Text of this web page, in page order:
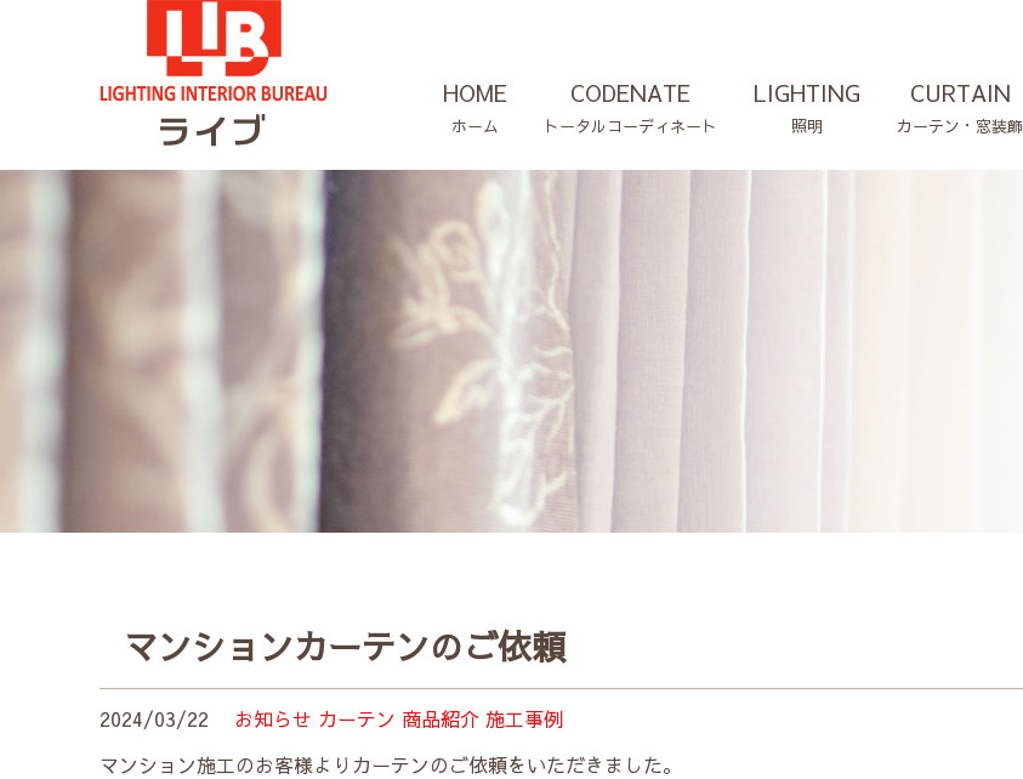
HOME
ホーム
CODENATE
トータルコーディネート
LIGHTING
照明
CURTAIN
カーテン・窓装飾
マンションカーテンのご依頼
2024/03/22 お知らせ カーテン 商品紹介 施工事例
マンション施工のお客様よりカーテンのご依頼をいただきました。